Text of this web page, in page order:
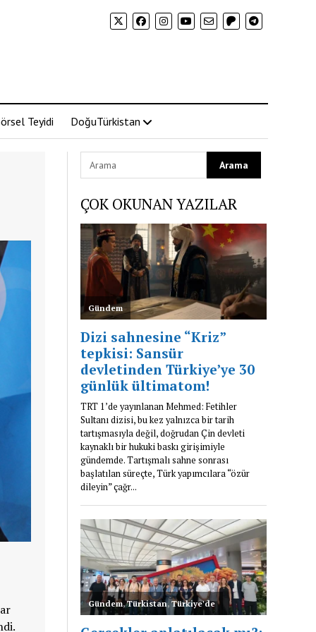
Teyidi DoğuTürkistan
ÇOK OKUNAN YAZILAR